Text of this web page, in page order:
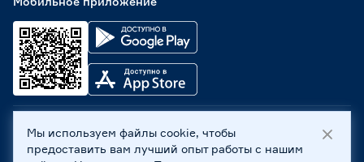
ООО «Бауцентр Рус» 2004 -2026, 236029, г. Калининград,
ул. А.Невского, 205. ИНН 7702596813, КПП 390601001 ©
Мы используем файлы cookie, чтобы
предоставить вам лучший опыт работы с нашим